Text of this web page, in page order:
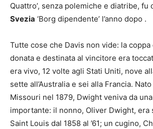
Quattro’, senza polemiche e diatribe, fu
Svezia ‘Borg dipendente’ l’anno dopo .
Tutte cose che Davis non vide: la coppa
donata e destinata al vincitore era
era vivo, 12 volte agli Stati Uniti, nove
sette all’Australia e sei alla Francia.
Missouri nel 1879, Dwight veniva da
importante: il nonno, Oliver Dwight, era
Saint Louis dal 1858 al ’61; un cugino,